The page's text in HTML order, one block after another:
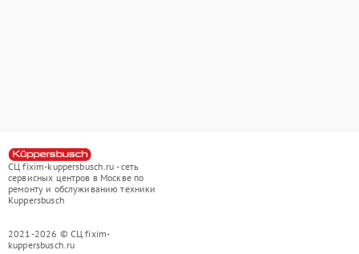
СЦ fixim-kuppersbusch.ru - сеть
сервисных центров в Москве по
ремонту и обслуживанию техники
Kuppersbusch
2021-2026 © СЦ fixim-
kuppersbusch.ru